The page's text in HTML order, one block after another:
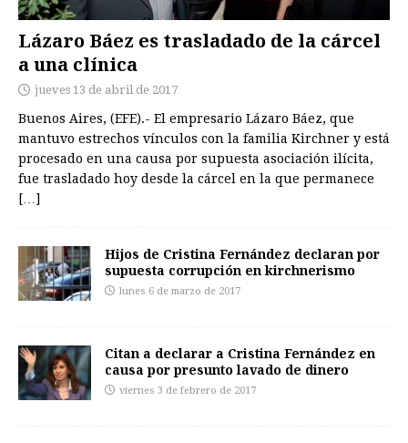
Lázaro Báez es trasladado de la cárcel
a una clínica
jueves 13 de abril de 2017
Buenos Aires, (EFE).- El empresario Lázaro Báez, que
mantuvo estrechos vínculos con la familia Kirchner y está
procesado en una causa por supuesta asociación ilícita,
fue trasladado hoy desde la cárcel en la que permanece
[…]
Hijos de Cristina Fernández declaran por
supuesta corrupción en kirchnerismo
lunes 6 de marzo de 2017
Citan a declarar a Cristina Fernández en
causa por presunto lavado de dinero
viernes 3 de febrero de 2017